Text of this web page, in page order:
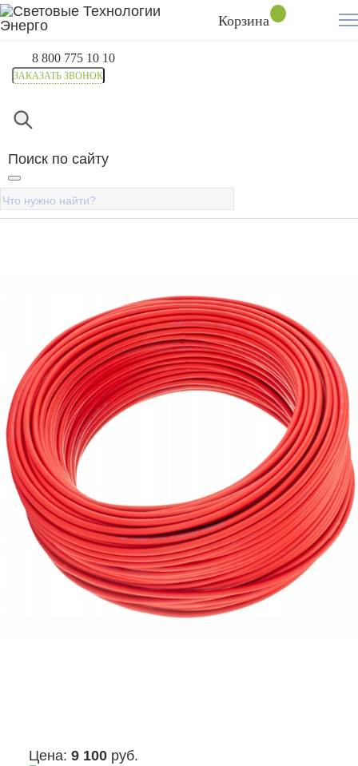
Корзина
8 800 775 10 10
ЗАКАЗАТЬ ЗВОНОК
Поиск по сайту
Главная
Кабель SMARTWATT PV-1F
1x4 мм2 красный (бухта 50
метров), для СЭС
Цена: 9 100 руб.